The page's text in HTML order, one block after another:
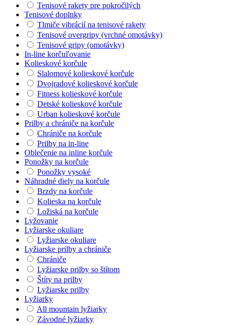
Tenisové rakety pre pokročilých
Tenisové doplnky
Tlmiče vibrácií na tenisové rakety
Tenisové overgripy (vrchné omotávky)
Tenisové gripy (omotávky)
In-line korčuľovanie
Kolieskové korčule
Slalomové kolieskové korčule
Dvojradové kolieskové korčule
Fitness kolieskové korčule
Detské kolieskové korčule
Urban kolieskové korčule
Prilby a chrániče na korčule
Chrániče na korčule
Prilby na in-line
Oblečenie na inline korčule
Ponožky na korčule
Ponožky vysoké
Náhradné diely na korčule
Brzdy na korčule
Kolieska na korčule
Ložiská na korčule
Lyžovanie
Lyžiarske okuliare
Lyžiarske okuliare
Lyžiarske prilby a chrániče
Chrániče
Lyžiarske prilby so štítom
Štíty na prilby
Lyžiarske prilby
Lyžiarky
All mountain lyžiarky
Závodné lyžiarky